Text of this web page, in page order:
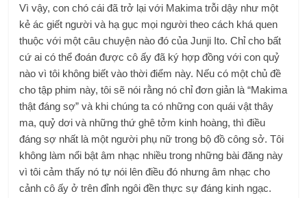
Vì vậy, con chó cái đã trở lại với Makima trỗi dậy như một
kẻ ác giết người và hạ gục mọi người theo cách khá quen
thuộc với một câu chuyện nào đó của Junji Ito. Chỉ cho bất
cứ ai có thể đoán được cô ấy đã ký hợp đồng với con quỷ
nào vì tôi không biết vào thời điểm này. Nếu có một chủ đề
cho tập phim này, tôi sẽ nói rằng nó chỉ đơn giản là “Makima
thật đáng sợ” và khi chúng ta có những con quái vật thây
ma, quỷ dơi và những thứ ghê tởm kinh hoàng, thì điều
đáng sợ nhất là một người phụ nữ trong bộ đồ công sở. Tôi
không làm nổi bật âm nhạc nhiều trong những bài đăng này
vì tôi cảm thấy nó tự nói lên điều đó nhưng âm nhạc cho
cảnh cô ấy ở trên đỉnh ngôi đền thực sự đáng kinh ngạc.